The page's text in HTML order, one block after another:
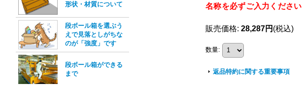
形状・材質について
段ボール箱を選ぶう
えで見落としがちな
のが「強度」です
段ボール箱ができる
まで
名称を必ずご入力ください
販売価格: 28,287円 (税込)
数量:
返品特約に関する重要事項